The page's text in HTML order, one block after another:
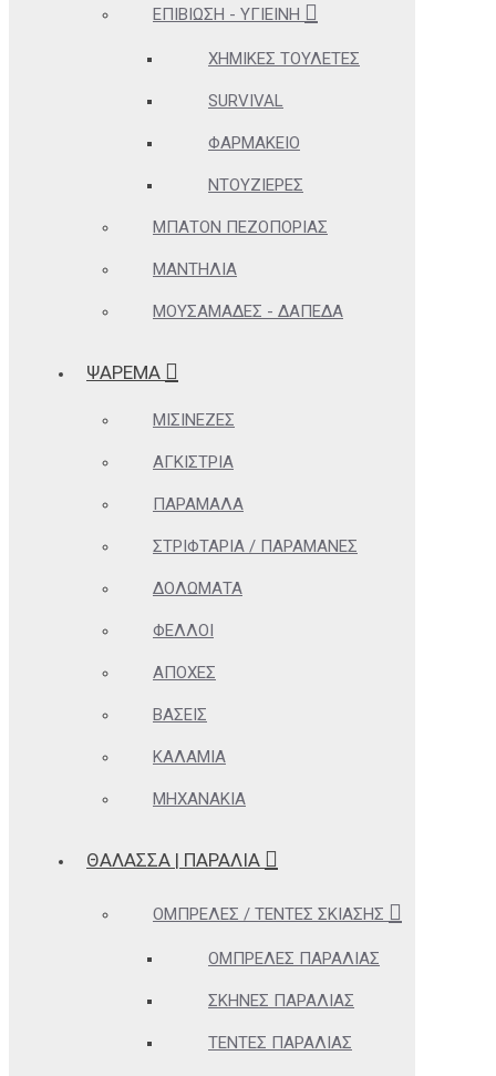
ΕΠΙΒΊΩΣΗ - ΥΓΙΕΙΝΉ
ΧΗΜΙΚΈΣ ΤΟΥΛΈΤΕΣ
SURVIVAL
ΦΑΡΜΑΚΕΊΟ
ΝΤΟΥΖΙΈΡΕΣ
ΜΠΑΤΌΝ ΠΕΖΟΠΟΡΊΑΣ
ΜΑΝΤΉΛΙΑ
ΜΟΥΣΑΜΆΔΕΣ - ΔΆΠΕΔΑ
ΨΑΡΕΜΑ
ΜΙΣΙΝΈΖΕΣ
ΑΓΚΊΣΤΡΙΑ
ΠΑΡΆΜΑΛΑ
ΣΤΡΙΦΤΆΡΙΑ / ΠΑΡΑΜΆΝΕΣ
ΔΟΛΏΜΑΤΑ
ΦΕΛΛΟΊ
ΑΠΌΧΕΣ
ΒΆΣΕΙΣ
ΚΑΛΆΜΙΑ
ΜΗΧΑΝΆΚΙΑ
ΘΆΛΑΣΣΑ | ΠΑΡΑΛΊΑ
ΟΜΠΡΈΛΕΣ / ΤΈΝΤΕΣ ΣΚΊΑΣΗΣ
ΟΜΠΡΈΛΕΣ ΠΑΡΑΛΊΑΣ
ΣΚΗΝΈΣ ΠΑΡΑΛΊΑΣ
ΤΈΝΤΕΣ ΠΑΡΑΛΊΑΣ